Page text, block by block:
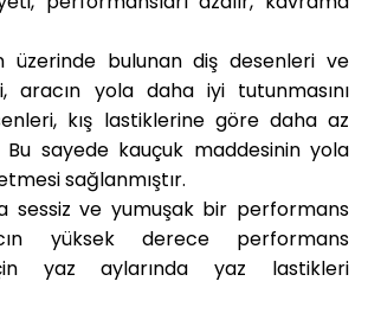
üzerinde bulunan diş desenleri ve
aracın yola daha iyi tutunmasını
kış lastiklerine göre daha az
sayede kauçuk maddesinin yola
sağlanmıştır.
sessiz ve yumuşak bir performans
yüksek derece performans
yaz aylarında yaz lastikleri